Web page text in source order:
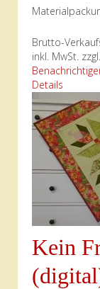
Brutto-
inkl. MwSt. zzgl.
Details
Kein